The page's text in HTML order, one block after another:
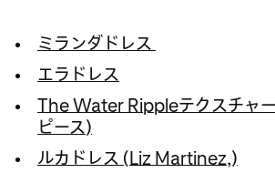
ミランダドレス
エラドレス
The Water Rippleテクスチャ
ピース )
ルカドレス (Liz Martinez,)